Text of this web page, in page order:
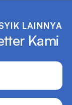
LAINNYA
Kami